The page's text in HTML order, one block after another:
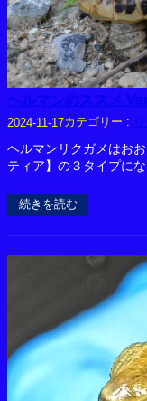
ヘルマンのススメ
2024-11-17カテゴリー :
ヘルマンリクガメはお
ティア】の３タイプに
続きを読む